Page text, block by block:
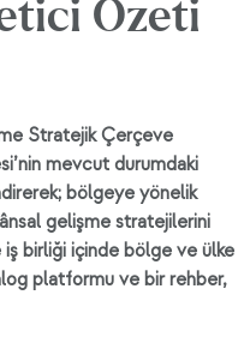
Özeti
Stratejik Çerçeve
mevcut durumdaki
bölgeye yönelik
gelişme stratejilerini
birliği içinde bölge ve ülke
platformu ve bir rehber,